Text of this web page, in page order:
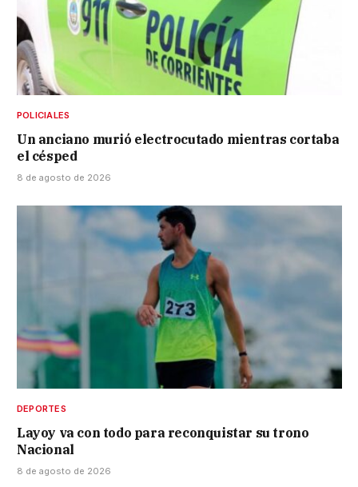
POLICIALES
Un anciano murió electrocutado mientras cortaba
el césped
8 de agosto de 2026
DEPORTES
Layoy va con todo para reconquistar su trono
Nacional
8 de agosto de 2026